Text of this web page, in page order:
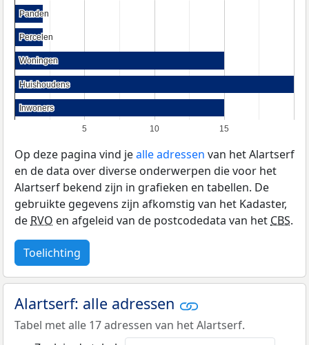
5 10 15
Panden
Panden
Percelen
Percelen
Woningen
Woningen
Huishoudens
Huishoudens
Inwoners
Inwoners
Op deze pagina vind jealle adressen van het Alartserf
en de data over diverse onderwerpen die voor het
Alartserf bekend zijn in grafieken en tabellen. De
gebruikte gegevens zijn afkomstig van het Kadaster,
deRVO en afgeleid van de postcodedata van hetCBS.
Toelichting
Alartserf: alle adressen
Tabel met alle 17 adressen van het Alartserf.